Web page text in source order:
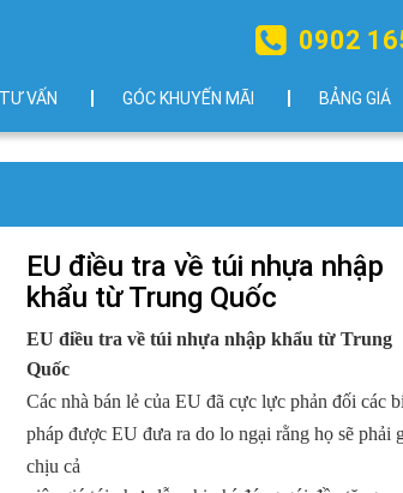
TƯ VẤN GÓC KHUYẾN MÃI BẢNG GIÁ
0902
EU điều tra về túi nhựa nhập
khẩu từ Trung Quốc
EU điều tra về túi nhựa nhập khẩu từ Trung
Quốc
Các nhà bán lẻ của EU đã cực lực phản đối các
pháp được EU đưa ra do lo ngại rằng họ sẽ phải
chịu cả